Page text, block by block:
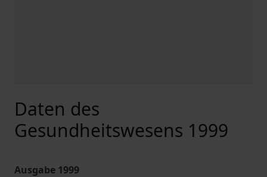
Daten des
Gesundheitswesens 1999
Ausgabe 1999